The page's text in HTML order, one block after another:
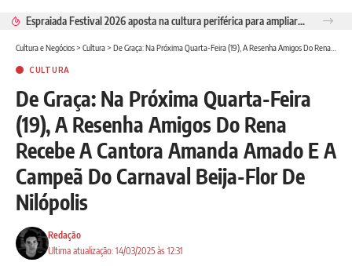
Espraiada Festival 2026 aposta na cultura periférica para ampliar oportunidades na zona sul
Cultura e Negócios> Cultura> De Graça: Na Próxima Quarta-Feira (19), A Resenha Amigos Do Rena Recebe A Cantora Amanda Amado E A Campeã Do Carnaval Beija-Flor De Nilópolis
CULTURA
De Graça: Na Próxima Quarta-Feira
(19), A Resenha Amigos Do Rena
Recebe A Cantora Amanda Amado E A
Campeã Do Carnaval Beija-Flor De
Nilópolis
Ultima atualização: 14/03/2025 às 12:31
Redação